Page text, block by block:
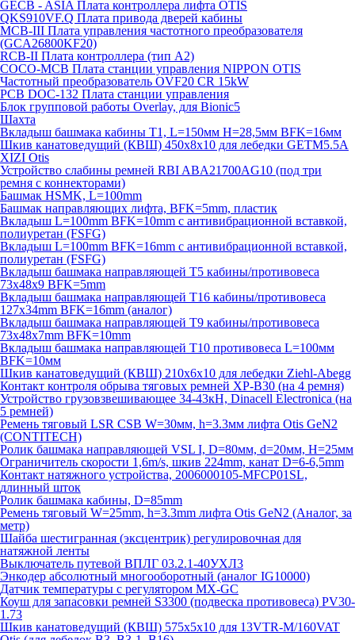
GECB - ASIA Плата контроллера лифта OTIS
QKS910VF.Q Плата привода дверей кабины
MCB-III Плата управления частотного преобразователя
(GCA26800KF20)
RCB-II Плата контроллера (тип A2)
COCO-MCB Плата станции управления NIPPON OTIS
Частотный преобразователь OVF20 CR 15kW
PCB DOC-132 Плата станции управления
Блок групповой работы Overlay, для Bionic5
Шахта
Вкладыш башмака кабины T1, L=150мм H=28,5мм BFK=16мм
Шкив канатоведущий (КВШ) 450х8х10 для лебедки GETM5.5A
XIZI Otis
Устройство слабины ремней RBI ABA21700AG10 (под три
ремня с коннекторами)
Башмак HSMK, L=100mm
Башмак направляющих лифта, BFK=5mm, пластик
Вкладыш L=100mm BFK=10mm с антивибрационной вставкой,
полиуретан (FSFG)
Вкладыш L=100mm BFK=16mm с антивибрационной вставкой,
полиуретан (FSFG)
Вкладыш башмака направляющей T5 кабины/противовеса
73х48х9 BFK=5mm
Вкладыш башмака направляющей T16 кабины/противовеса
127х34mm BFK=16mm (аналог)
Вкладыш башмака направляющей T9 кабины/противовеса
73х48х7mm BFK=10mm
Вкладыш башмака направляющей T10 противовеса L=100мм
BFK=10мм
Шкив канатоведущий (КВШ) 210х6х10 для лебедки Ziehl-Abegg
Контакт контроля обрыва тяговых ремней XP-B30 (на 4 ремня)
Устройство грузовзвешивающее 34-43кН, Dinacell Electronica (на
5 ремней)
Ремень тяговый LSR CSB W=30мм, h=3.3мм лифта Otis GeN2
(CONTITECH)
Ролик башмака направляющей VSL I, D=80мм, d=20мм, H=25мм
Ограничитель скорости 1,6m/s, шкив 224mm, канат D=6-6,5mm
Контакт натяжного устройства, 2006000105-MFCP01SL,
длинный шток
Ролик башмака кабины, D=85mm
Ремень тяговый W=25mm, h=3.3mm лифта Otis GeN2 (Аналог, за
метр)
Шайба шестигранная (эксцентрик) регулировочная для
натяжной ленты
Выключатель путевой ВПЛГ 03.2.1-40УХЛ3
Энкодер абсолютный многооборотный (аналог IG10000)
Датчик температуры с регулятором MX-GC
Коуш для запасовки ремней S3300 (подвеска противовеса) PV30-
1.73
Шкив канатоведущий (КВШ) 575х5х10 для 13VTR-M/160VAT